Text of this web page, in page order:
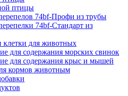
птицы
74bf-Профи из трубы
74bf-Стандарт из
клетки для животных
для содержания морских свинок
для содержания крыс и мышей
кормов животным